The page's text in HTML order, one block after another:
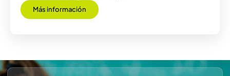
Más información